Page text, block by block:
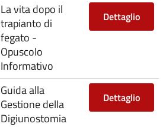
La vita dopo il
trapianto di
fegato -
Opuscolo
Informativo
Dettaglio
Guida alla
Gestione della
Digiunostomia
Dettaglio